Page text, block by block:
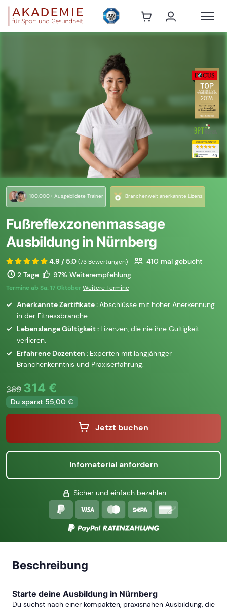
100.000+ Ausgebildete Trainer Branchenweit anerkannte Lizenz
Fußreflexzonenmassage
Ausbildung in Nürnberg
4.9 / 5.0(73 Bewertungen) 410 mal gebucht
2 Tage
97% Weiterempfehlung
Termine ab Sa. 17 OktoberWeitere Termine
Anerkannte Zertifikate :Abschlüsse mit hoher Anerkennung
in der Fitnessbranche.
Lebenslange Gültigkeit : Lizenzen, die nie ihre Gültigkeit
verlieren.
Erfahrene Dozenten : Experten mit langjähriger
Branchenkenntnis und Praxiserfahrung.
369 314 €
Du sparst 55,00 €
Jetzt buchen
Infomaterial anfordern
Sicher und einfach bezahlen
Beschreibung
Starte deine Ausbildung in Nürnberg
Du suchst nach einer kompakten, praxisnahen Ausbildung, die